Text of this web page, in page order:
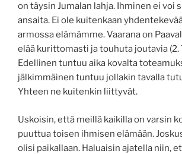
on täysin Jumalan lahja. Ihminen ei voi
ansaita. Ei ole kuitenkaan
armossa elämämme. Vaarana on
elää kurittomasti ja touhuta joutavia (2.
Edellinen tuntuu aika kovalta
jälkimmäinen tuntuu jollakin tavalla
Yhteen ne kuitenkin liittyvät.
Uskoisin, että meillä kaikilla on varsin
puuttua toisen ihmisen elämään.
olisi paikallaan. Haluaisin ajatella niin,